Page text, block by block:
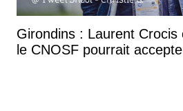
Girondins : Laurent Crocis
le CNOSF pourrait